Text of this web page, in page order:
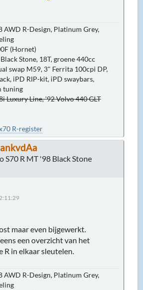
AWD R-Design, Platinum Grey,
(Hornet)
Stone, 18T, groene 440cc
swap M59, 3" Ferrita 100cpi DP,
iPD RIP-kit, iPD swaybars,
tuning
Luxury Line, '92 Volvo 440 GLT
R-register
S70 R MT '98 Black Stone
maar even bijgewerkt.
een overzicht van het
R in elkaar sleutelen.
AWD R-Design, Platinum Grey,